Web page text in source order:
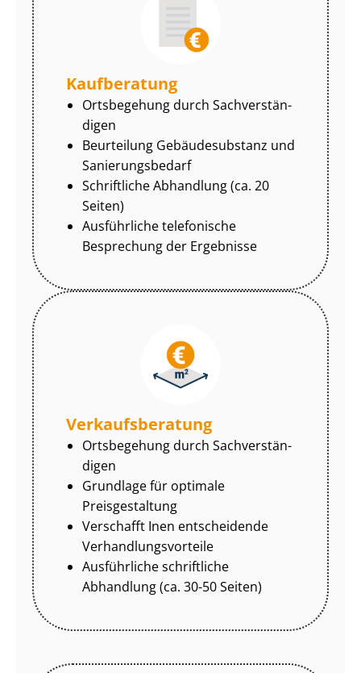
Kaufberatung
Ortsbegehung durch Sach­ver­stän­
di­gen
Beurteilung Gebäudesubstanz und
Sa­nie­rungs­be­darf
Schriftliche Abhandlung (ca. 20
Seiten)
Ausführliche telefonische
Besprechung der Ergebnisse
Ver­kaufs­be­ra­tung
Ortsbegehung durch Sach­ver­stän­
di­gen
Grundlage für optimale
Preisgestaltung
Verschafft Inen entscheidende
Ver­hand­lungs­vor­tei­le
Ausführliche schriftliche
Abhandlung (ca. 30-50 Seiten)